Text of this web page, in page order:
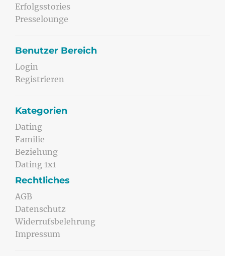
Erfolgsstories
Presselounge
Benutzer Bereich
Login
Registrieren
Kategorien
Dating
Familie
Beziehung
Dating 1x1
Rechtliches
AGB
Datenschutz
Widerrufsbelehrung
Impressum